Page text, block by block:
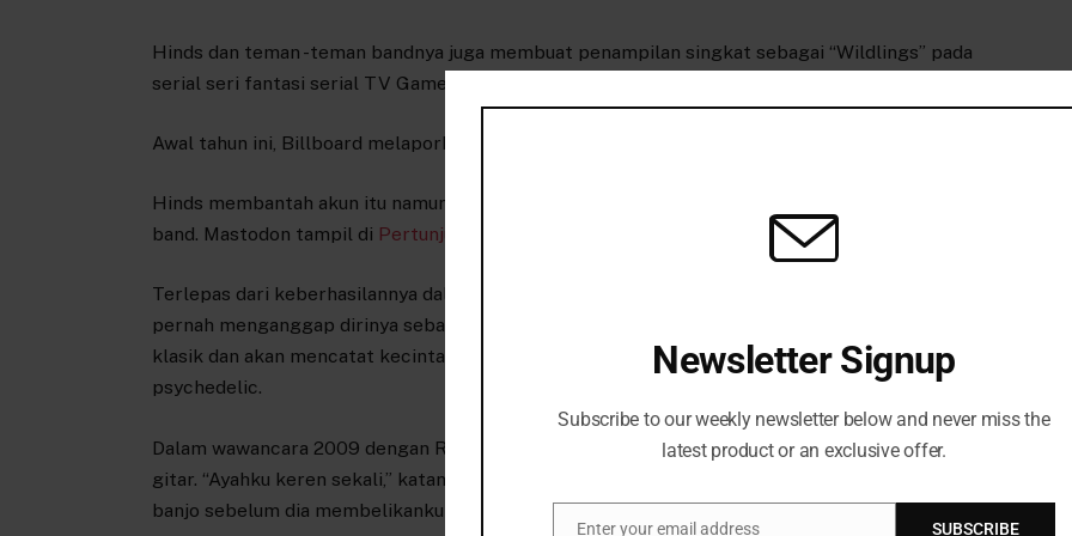
Hinds dan teman -teman bandnya juga membuat penampilan singkat sebagai “Wildlings” pada
serial seri fantasi serial TV Game of Thrones.
Awal tahun ini, Billboard melaporkan bahwa mereka telah “saling memutuskan untuk berpisah”.
Hinds membantah akun itu namun awal bulan ini, dengan mengatakan dia telah dikeluarkan dari
band. Mastodon tampil di Pertunjukan Perpisahan Ozzy Osbourne pada bulan Juli tanpa dia.
Terlepas dari keberhasilannya dalam genre ini, para Hinds Alabama yang dibesarkan tidak
pernah menganggap dirinya sebagai gitaris logam berat. Dia sebelumnya mempelajari gitar
klasik dan akan mencatat kecintaannya pada country dan akhir yang lebih berat dari musik rock
psychedelic.
Dalam wawancara 2009 dengan Rolling Stone, Hinds menjelaskan bagaimana ia belajar bermain
gitar. “Ayahku keren sekali,” katanya, “tetapi dalam gerakan bajingan, dia membuatku belajar
banjo sebelum dia membelikanku gitar.
Newsletter Signup
Subscribe to our weekly newsletter below and never miss the
latest product or an exclusive offer.
Enter your email address SUBSCRIBE